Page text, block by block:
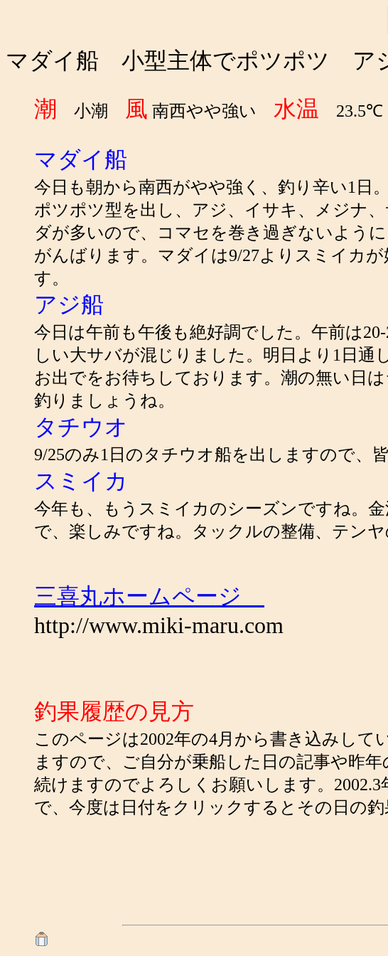
マダイ船 小型主体でポツポツ ア
潮
小潮 風 南西やや強い 水温 23.5℃
マダイ船
今日も朝から南西がやや強く、釣り辛い1日
ポツポツ型を出し、アジ、イサキ、メジナ
ダが多いので、コマセを巻き過ぎないよう
がんばります。マダイは9/27よりスミイカ
す。
アジ船
今日は午前も午後も絶好調でした。午前は
しい大サバが混じりました。明日より1日
お出でをお待ちしております。潮の無い日
釣りましょうね。
タチウオ
9/25のみ1日のタチウオ船を出しますので、
スミイカ
今年も、もうスミイカのシーズンですね。
で、楽しみですね。タックルの整備、テンヤ
三喜丸ホームページ
http://www.miki-maru.com
釣果履歴の見方
このページは2002年の4月から書き込みし
ますので、ご自分が乗船した日の記事や昨
続けますのでよろしくお願いします。
で、今度は日付をクリックするとその日の釣